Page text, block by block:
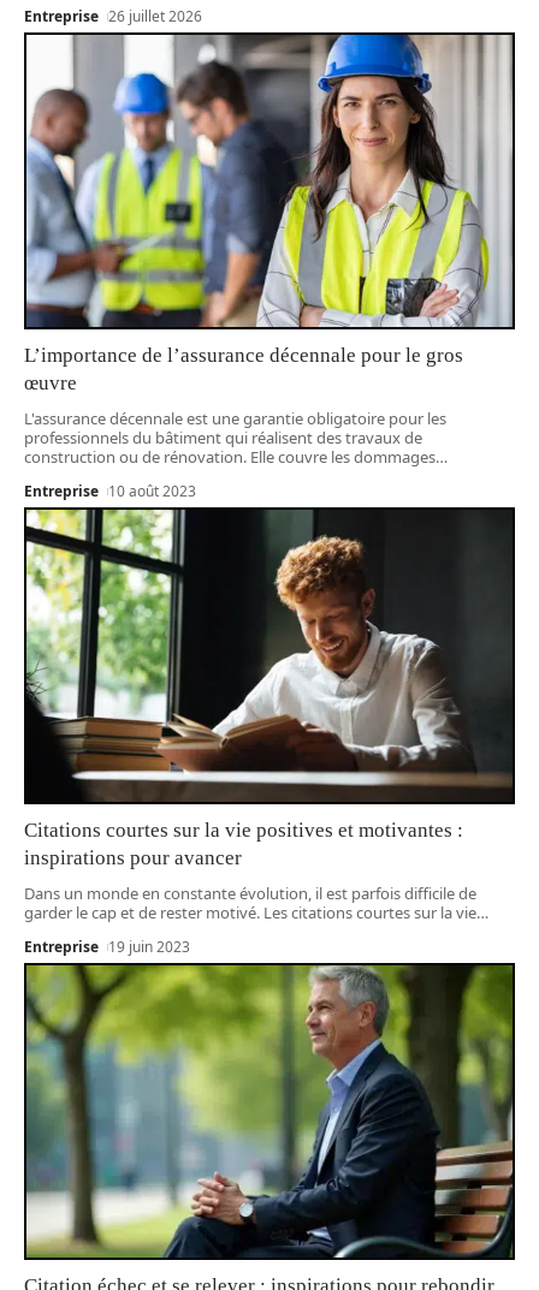
Entreprise 26 juillet 2026
L’importance de l’assurance décennale pour le gros
œuvre
L'assurance décennale est une garantie obligatoire pour les
professionnels du bâtiment qui réalisent des travaux de
construction ou de rénovation. Elle couvre les dommages…
Entreprise 10 août 2023
Citations courtes sur la vie positives et motivantes :
inspirations pour avancer
Dans un monde en constante évolution, il est parfois difficile de
garder le cap et de rester motivé. Les citations courtes sur la vie…
Entreprise 19 juin 2023
Citation échec et se relever : inspirations pour rebondir